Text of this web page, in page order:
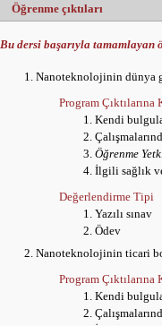
Öğrenme çıktıları
Bu dersi başarıyla
Nanoteknolojinin dünya
Program Çıktılarına
Kendi
Öğrenme
İlgili sağlık
Değerlendirme Tipi
Yazılı sınav
Ödev
Nanoteknolojinin ticari
Program Çıktılarına
Kendi